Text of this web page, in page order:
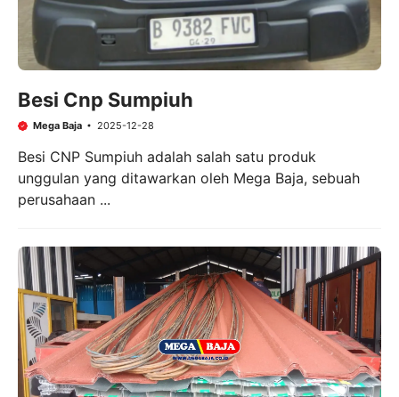
Besi Cnp Sumpiuh
Mega Baja 2025-12-28
Besi CNP Sumpiuh adalah salah satu produk
unggulan yang ditawarkan oleh Mega Baja, sebuah
perusahaan ...